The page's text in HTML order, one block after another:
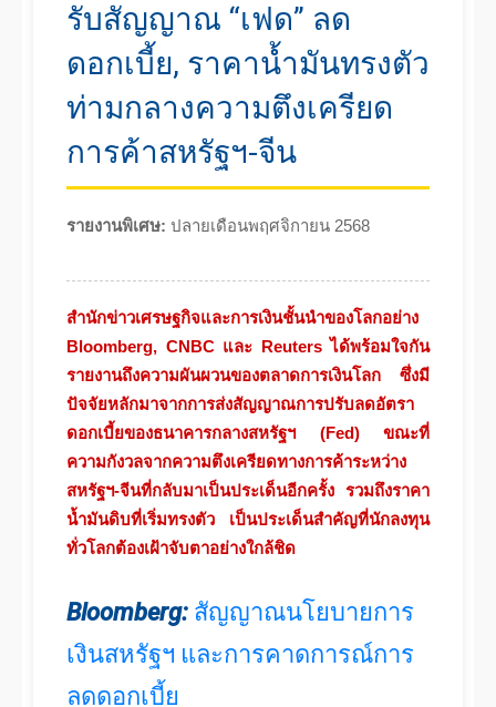
รับสัญญาณ “เฟด” ลด
ดอกเบี้ย, ราคาน้ำมันทรงตัว
ท่ามกลางความตึงเครียด
การค้าสหรัฐฯ-จีน
รายงานพิเศษ: ปลายเดือนพฤศจิกายน 2568
สำนักข่าวเศรษฐกิจและการเงินชั้นนำของโลกอย่าง
Bloomberg, CNBC และ Reuters ได้พร้อมใจกัน
รายงานถึงความผันผวนของตลาดการเงินโลก ซึ่งมี
ปัจจัยหลักมาจากการส่งสัญญาณการปรับลดอัตรา
ดอกเบี้ยของธนาคารกลางสหรัฐฯ (Fed) ขณะที่
ความกังวลจากความตึงเครียดทางการค้าระหว่าง
สหรัฐฯ-จีนที่กลับมาเป็นประเด็นอีกครั้ง รวมถึงราคา
น้ำมันดิบที่เริ่มทรงตัว เป็นประเด็นสำคัญที่นักลงทุน
ทั่วโลกต้องเฝ้าจับตาอย่างใกล้ชิด
Bloomberg: สัญญาณนโยบายการ
เงินสหรัฐฯ และการคาดการณ์การ
ลดดอกเบี้ย